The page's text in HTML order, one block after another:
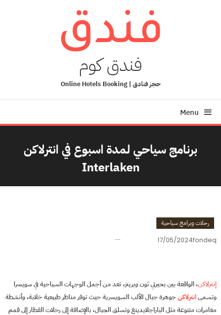
فندق كوم
حجز فنادق | Online Hotels Booking
Menu
برنامج سياحي لمدة اسبوع في انترلاكن
Interlaken
رحلات وبرامج سياحية
17/05/2024fondeq
إنترلاكن، الواقعة بين بحيرتي ثون وبرينز، تعد من أجمل الوجهات السياحية في سويسرا
وتسمىانترلاكنجوهرة جبال الألب السويسرية حيث توفر مناظر طبيعية خلابة، وأنشطة
مغامرات متنوعة مثل الباراجلايدينغ وتسلق الجبال، بالإضافة إلى رحلات القطار إلى قمم